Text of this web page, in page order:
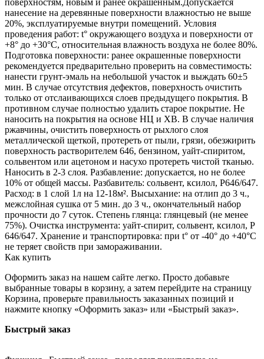
нанесение на деревянные поверхности влажностью не выше
20%, эксплуатируемые внутри помещений. Условия
проведения работ: t° окружающего воздуха и поверхности от
+8° до +30°С, относительная влажность воздуха не более 80%.
Подготовка поверхности: ранее окрашенные поверхности
рекомендуется предварительно проверить на совместимость:
нанести грунт-эмаль на небольшой участок и выждать 60±5
мин. В случае отсутствия дефектов, поверхность очистить
только от отслаивающихся слоев предыдущего покрытия. В
противном случае полностью удалить старое покрытие. Не
наносить на покрытия на основе НЦ и ХВ. В случае наличия
ржавчины, очистить поверхность от рыхлого слоя
металлической щеткой, протереть от пыли, грязи, обезжирить
поверхность растворителем 646, бензином, уайт-спиритом,
сольвентом или ацетоном и насухо протереть чистой тканью.
Наносить в 2-3 слоя. Разбавление: допускается, но не более
10% от общей массы. Разбавитель: сольвент, ксилол, Р646/647.
Расход: в 1 слой 1л на 12-18м². Высыхание: на отлип до 3 ч.,
межслойная сушка от 5 мин. до 3 ч., окончательный набор
прочности до 7 суток. Степень глянца: глянцевый (не менее
75%). Очистка инструмента: уайт-спирит, сольвент, ксилол, Р
646/647. Хранение и транспортировка: при t° от -40° до +40°С
не теряет свойств при замораживании.
Как купить
Оформить заказ на нашем сайте легко. Просто добавьте
выбранные товары в корзину, а затем перейдите на страницу
Корзина, проверьте правильность заказанных позиций и
нажмите кнопку «Оформить заказ» или «Быстрый заказ».
Быстрый заказ